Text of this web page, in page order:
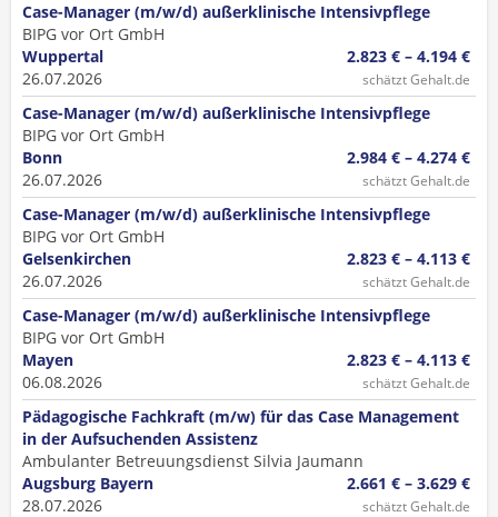
Case-Manager (m/w/d) außerklinische Intensivpflege
BIPG vor Ort GmbH
Wuppertal
26.07.2026
2.823 € – 4.194 €
schätzt Gehalt.de
Case-Manager (m/w/d) außerklinische Intensivpflege
BIPG vor Ort GmbH
Bonn
26.07.2026
2.984 € – 4.274 €
schätzt Gehalt.de
Case-Manager (m/w/d) außerklinische Intensivpflege
BIPG vor Ort GmbH
Gelsenkirchen
26.07.2026
2.823 € – 4.113 €
schätzt Gehalt.de
Case-Manager (m/w/d) außerklinische Intensivpflege
BIPG vor Ort GmbH
Mayen
06.08.2026
2.823 € – 4.113 €
schätzt Gehalt.de
Pädagogische Fachkraft (m/w) für das Case Management
in der Aufsuchenden Assistenz
Ambulanter Betreuungsdienst Silvia Jaumann
Augsburg Bayern
28.07.2026
2.661 € – 3.629 €
schätzt Gehalt.de